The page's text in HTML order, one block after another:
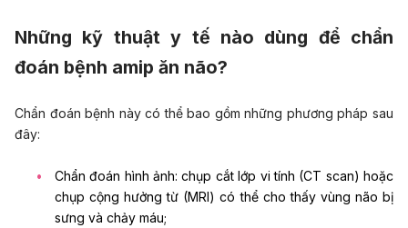
Những kỹ thuật y tế nào dùng để chẩn
đoán bệnh amip ăn não?
Chẩn đoán bệnh này có thể bao gồm những phương pháp sau
đây:
Chẩn đoán hình ảnh: chụp cắt lớp vi tính (CT scan) hoặc
chụp cộng hưởng từ (MRI) có thể cho thấy vùng não bị
sưng và chảy máu;